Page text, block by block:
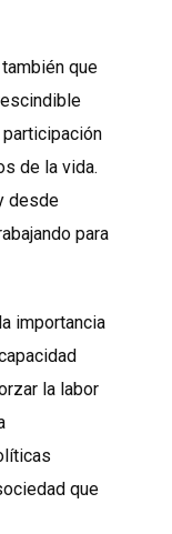
que
participación
de la vida.
desde
para
importancia
la labor
que